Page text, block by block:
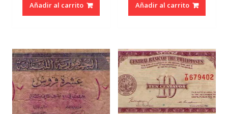
Añadir al carrito Añadir al carrito